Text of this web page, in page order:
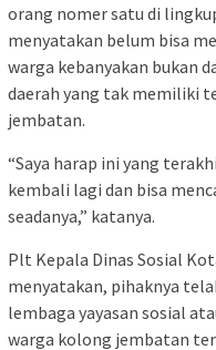
orang nomer satu di
menyatakan belum bisa
warga kebanyakan bukan
daerah yang tak memiliki
jembatan.
“Saya harap ini yang
kembali lagi dan bisa
seadanya,” katanya.
Plt Kepala Dinas Sosial
menyatakan, pihaknya
lembaga yayasan sosial
warga kolong jembatan